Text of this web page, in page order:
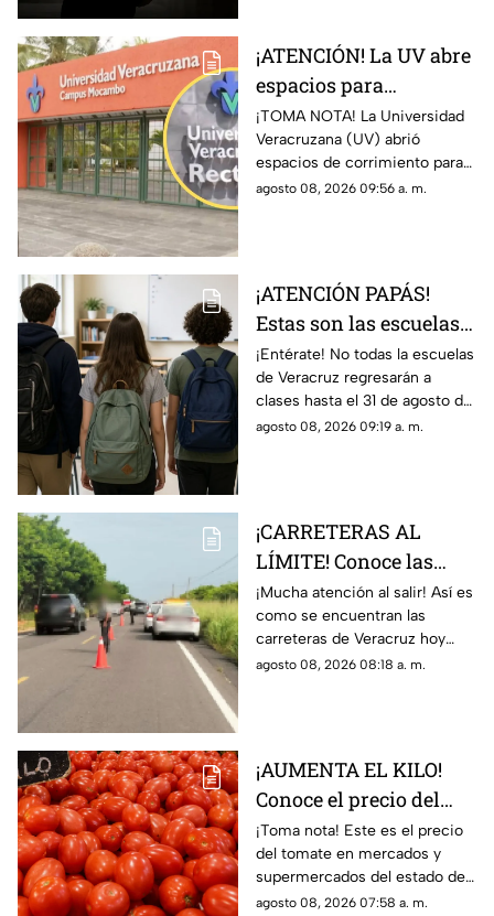
¡ATENCIÓN! La UV abre
espacios para
aspirantes de nuevo
ingreso en Veracruz;
esto debe hacer
¡TOMA NOTA! La Universidad
Veracruzana (UV) abrió
espacios de corrimiento para
los aspirantes de nuevo
agosto 08, 2026 09:56 a. m.
¡ATENCIÓN PAPÁS!
Estas son las escuelas
que NO REGRESARÁN a
CLASES este 31 de
agosto 2026 en
Veracruz
¡Entérate! No todas la escuelas
de Veracruz regresarán a
clases hasta el 31 de agosto del
2026; en TV Azteca Veracruz
agosto 08, 2026 09:19 a. m.
¡CARRETERAS AL
LÍMITE! Conoce las
condiciones de las
carreteras de Veracruz
hoy 8 de agosto 2026
¡Mucha atención al salir! Así es
como se encuentran las
carreteras de Veracruz hoy
sábado 8 de agosto del 2026,
agosto 08, 2026 08:18 a. m.
¡AUMENTA EL KILO!
Conoce el precio del
tomate hoy 8 de agosto
2026 en Veracruz
¡Toma nota! Este es el precio
del tomate en mercados y
supermercados del estado de
Veracruz hoy sábado 8 de
agosto 08, 2026 07:58 a. m.